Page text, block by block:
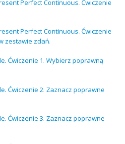
Perfect Continuous. Ćwiczenie
Perfect Continuous. Ćwiczenie
zestawie zdań.
Ćwiczenie 1. Wybierz poprawną
Ćwiczenie 2. Zaznacz poprawne
Ćwiczenie 3. Zaznacz poprawne